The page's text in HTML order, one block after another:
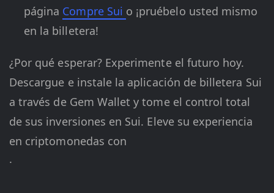
página Compre Sui o ¡pruébelo usted mismo
en la billetera!
¿Por qué esperar? Experimente el futuro hoy.
Descargue e instale la aplicación de billetera Sui
a través de Gem Wallet y tome el control total
de sus inversiones en Sui. Eleve su experiencia
en criptomonedas con
.